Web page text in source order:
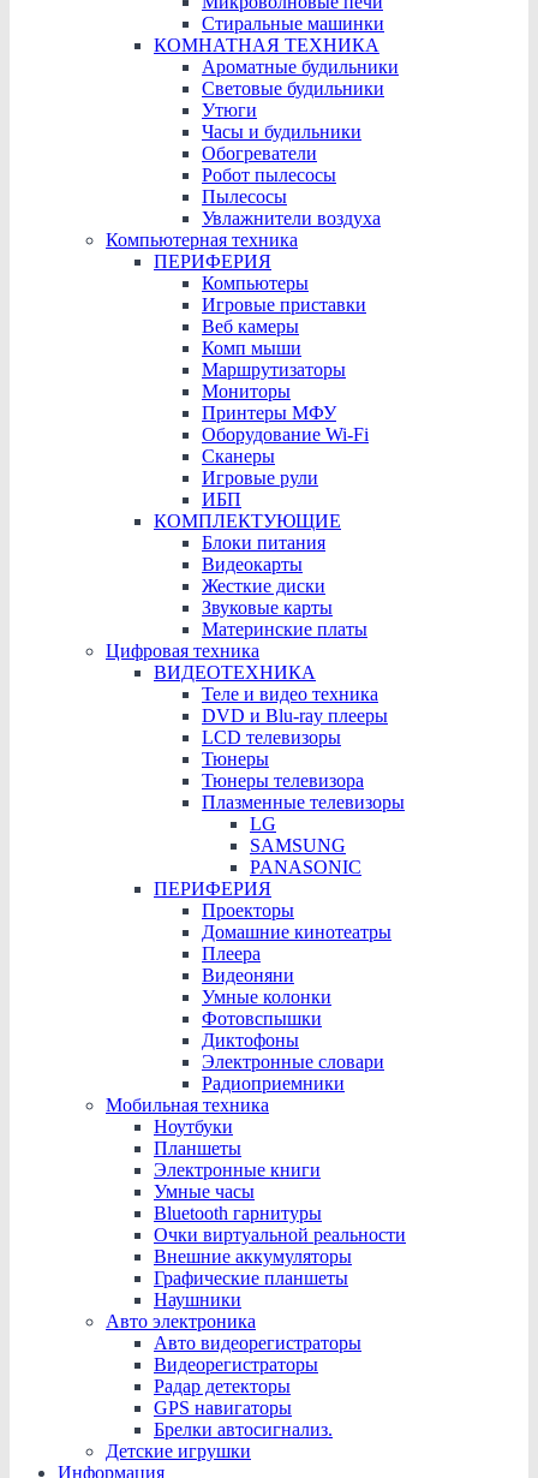
Стиральные машинки
КОМНАТНАЯ ТЕХНИКА
Ароматные будильники
Световые будильники
Утюги
Часы и будильники
Обогреватели
Робот пылесосы
Пылесосы
Увлажнители воздуха
Компьютерная техника
ПЕРИФЕРИЯ
Компьютеры
Игровые приставки
Веб камеры
Комп мыши
Маршрутизаторы
Мониторы
Принтеры МФУ
Оборудование Wi-Fi
Сканеры
Игровые рули
ИБП
КОМПЛЕКТУЮЩИЕ
Блоки питания
Видеокарты
Жесткие диски
Звуковые карты
Материнские платы
Цифровая техника
ВИДЕОТЕХНИКА
Теле и видео техника
DVD и Blu-ray плееры
LCD телевизоры
Тюнеры
Тюнеры телевизора
Плазменные телевизоры
LG
SAMSUNG
PANASONIC
ПЕРИФЕРИЯ
Проекторы
Домашние кинотеатры
Плеера
Видеоняни
Умные колонки
Фотовспышки
Диктофоны
Электронные словари
Радиоприемники
Мобильная техника
Ноутбуки
Планшеты
Электронные книги
Умные часы
Bluetooth гарнитуры
Очки виртуальной реальности
Внешние аккумуляторы
Графические планшеты
Наушники
Авто электроника
Авто видеорегистраторы
Видеорегистраторы
Радар детекторы
GPS навигаторы
Брелки автосигнализ.
Детские игрушки
Информация